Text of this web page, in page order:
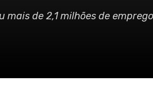
de 2,1 milhões de